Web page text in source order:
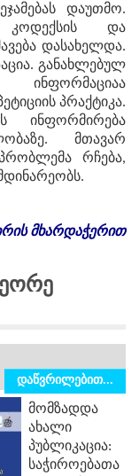
დაუთმო.
და
დასახელდა.
განახლებულ
პრაქტიკა.
ინფორმირება
მთავარ
რჩება,
მხარდაჭერით
დაწვრილებით...
მომზადდა
ახალი
პუბლიკაცია:
საჭიროებათა